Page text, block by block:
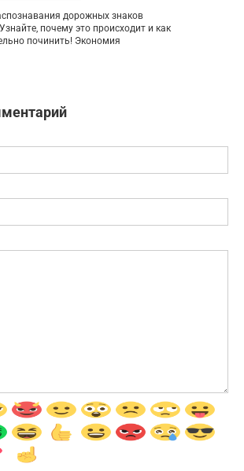
дорожных знаков
почему это происходит и как
починить! Экономия